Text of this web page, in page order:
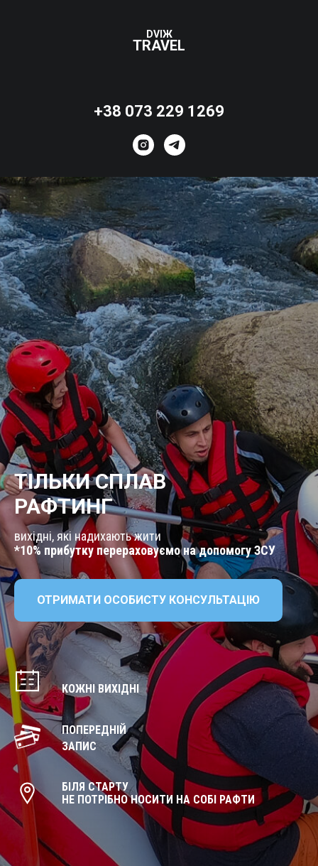
DVIЖ
TRAVEL
+38 073 229 1269
ТІЛЬКИ СПЛАВ
РАФТИНГ
вихідні, які надихають жити
*10% прибутку перераховуємо на допомогу ЗСУ
ОТРИМАТИ ОСОБИСТУ КОНСУЛЬТАЦІЮ
КОЖНІ ВИХІДНІ
ПОПЕРЕДНІЙ
ЗАПИС
БІЛЯ СТАРТУ
НЕ ПОТРІБНО НОСИТИ НА СОБІ РАФТИ